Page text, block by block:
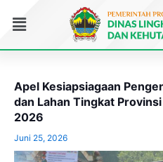
Menu
Apel Kesiapsiagaan
dan Lahan Tingkat
2026
Juni 25, 2026